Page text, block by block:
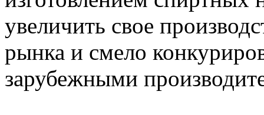
увеличить свое
рынка и смело
зарубежными